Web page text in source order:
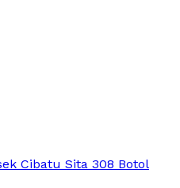
Cibatu Sita 308 Botol